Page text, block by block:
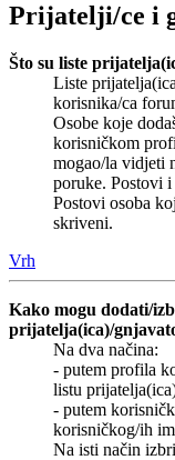
Prijatelji/ce i
Što su liste
Liste
korisnika/ca
Osobe koje
korisničkom
mogao/la vidjeti
poruke. Postovi
Postovi osoba
skriveni.
Vrh
Kako mogu dodati/
prijatelja(ica)/
Na dva načina:
- putem profila
listu
- putem
korisničkog/ih
Na isti način